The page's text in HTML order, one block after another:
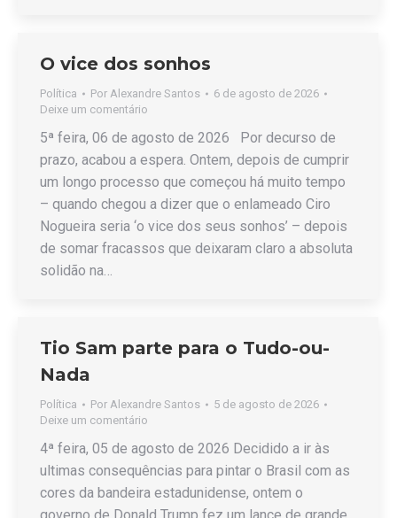
O vice dos sonhos
Política Por Alexandre Santos
6 de agosto de 2026
Deixe um comentário
5ª feira, 06 de agosto de 2026 Por decurso de
prazo, acabou a espera. Ontem, depois de cumprir
um longo processo que começou há muito tempo
– quando chegou a dizer que o enlameado Ciro
Nogueira seria ‘o vice dos seus sonhos’ – depois
de somar fracassos que deixaram claro a absoluta
solidão na…
Tio Sam parte para o Tudo-ou-
Nada
Política Por Alexandre Santos
5 de agosto de 2026
Deixe um comentário
4ª feira, 05 de agosto de 2026 Decidido a ir às
ultimas consequências para pintar o Brasil com as
cores da bandeira estadunidense, ontem o